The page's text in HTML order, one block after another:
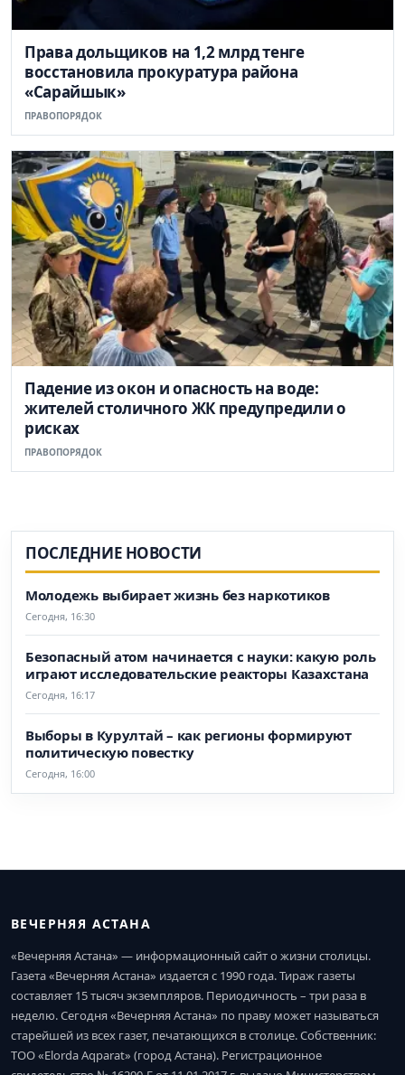
Права дольщиков на 1,2 млрд тенге
восстановила прокуратура района
«Сарайшык»
ПРАВОПОРЯДОК
Падение из окон и опасность на воде:
жителей столичного ЖК предупредили о
рисках
ПРАВОПОРЯДОК
ПОСЛЕДНИЕ НОВОСТИ
Молодежь выбирает жизнь без наркотиков
Сегодня, 16:30
Безопасный атом начинается с науки: какую роль
играют исследовательские реакторы Казахстана
Сегодня, 16:17
Выборы в Курултай – как регионы формируют
политическую повестку
Сегодня, 16:00
ВЕЧЕРНЯЯ АСТАНА
«Вечерняя Астана» — информационный сайт о жизни столицы.
Газета «Вечерняя Астана» издается с 1990 года. Тираж газеты
составляет 15 тысяч экземпляров. Периодичность – три раза в
неделю. Сегодня «Вечерняя Астана» по праву может называться
старейшей из всех газет, печатающихся в столице. Собственник:
ТОО «Elorda Aqparat» (город Астана). Регистрационное